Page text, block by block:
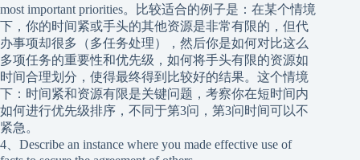
most important priorities。比较适合的例子是：在某个情境
下，你的时间紧或手头的其他资源是非常有限的，但代
办事项却很多（多任务处理），然后你是如何对比这么
多项任务的重要性和优先级，如何将手头有限的资源如
时间合理划分，使得最终得到比较好的结果。这个情境
下：时间紧和资源有限是关键问题，考察你在短时间内
如何进行优先级排序，不同于第3问，第3问时间可以不
紧急。
4、Describe an instance where you made effective use of